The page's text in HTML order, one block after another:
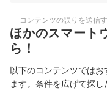
コンテンツの誤りを送信
ほかのスマート
ら！
以下のコンテンツでは
ます。条件を広げて探し